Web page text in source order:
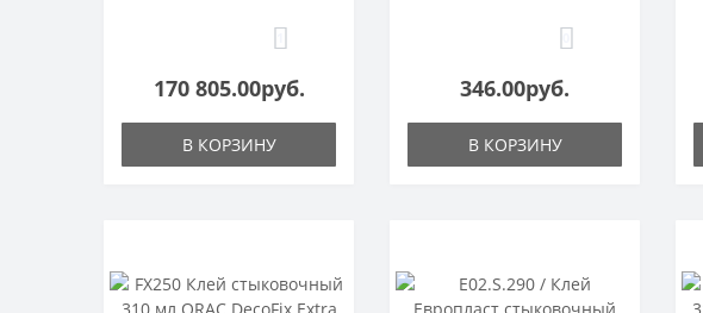
170 805.00руб.
В КОРЗИНУ
346.00руб.
В КОРЗИНУ